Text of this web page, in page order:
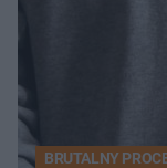
BRUTALNY